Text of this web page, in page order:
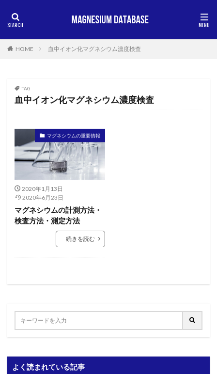
HOME 血中イオン化マグネシウム濃度検査
TAG
血中イオン化マグネシウム濃度検査
マグネシウムの重要情報
2020年1月13日
2020年6月23日
マグネシウムの計測方法・
検査方法・測定方法
続きを読む
よく読まれている記事